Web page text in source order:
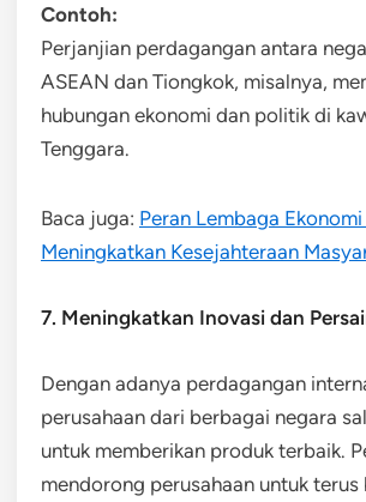
Contoh:
Perjanjian perdagangan antara
ASEAN dan Tiongkok, misalnya,
hubungan ekonomi dan politik di
Tenggara.
Baca juga: Peran Lembaga
Meningkatkan Kesejahteraan
7. Meningkatkan Inovasi dan
Dengan adanya perdagangan
perusahaan dari berbagai negara
untuk memberikan produk terbaik.
mendorong perusahaan untuk terus